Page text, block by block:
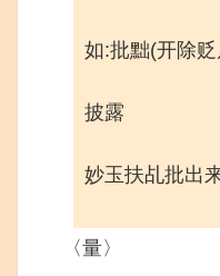
如:批黜(开除
披露
妙玉扶乩批出
〈量〉